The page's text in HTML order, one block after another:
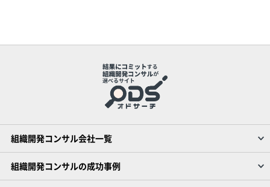
組織開発コンサル会社一覧
組織開発コンサルの成功事例